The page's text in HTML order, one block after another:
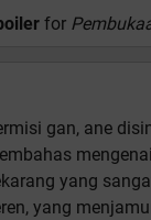
for
gan, ane
yang
yang